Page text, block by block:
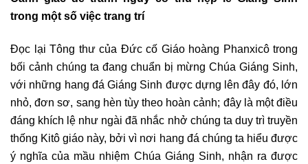
trong một số việc trang trí
Đọc lại Tông thư của Đức cố Giáo hoàng Phanxicô trong
bối cảnh chúng ta đang chuẩn bị mừng Chúa Giáng Sinh,
với những hang đá Giáng Sinh được dựng lên đây đó, lớn
nhỏ, đơn sơ, sang hèn tùy theo hoàn cảnh; đây là một điều
đáng khích lệ như ngài đã nhắc nhở chúng ta duy trì truyền
thống Kitô giáo này, bởi vì nơi hang đá chúng ta hiểu được
ý nghĩa của mầu nhiệm Chúa Giáng Sinh, nhận ra được